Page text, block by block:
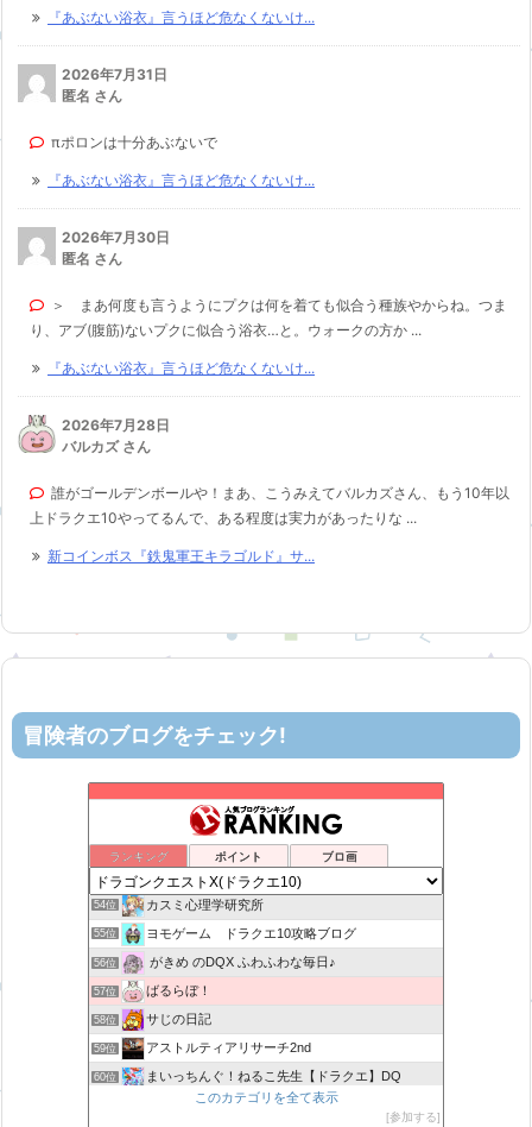
『あぶない浴衣』言うほど危なくないけ...
2026年7月31日
匿名 さん
πポロンは十分あぶないで
『あぶない浴衣』言うほど危なくないけ...
2026年7月30日
匿名 さん
＞ まあ何度も言うようにプクは何を着ても似合う種族やからね。つま
り、アブ(腹筋)ないプクに似合う浴衣…と。ウォークの方か ...
『あぶない浴衣』言うほど危なくないけ...
2026年7月28日
バルカズ さん
誰がゴールデンボールや！まあ、こうみえてバルカズさん、もう10年以
上ドラクエ10やってるんで、ある程度は実力があったりな ...
新コインボス『鉄鬼軍王キラゴルド』サ...
冒険者のブログをチェック!
ランキング ポイント ブロ画
ロビンさんはガチらない。
52位 リホレイショ・ゲームブログ
53位 机上の空論-DQ10エアプ日記
54位 カスミ心理学研究所
55位 ヨモゲーム ドラクエ10攻略ブログ
56位 がきめ のDQX ふわふわな毎日♪
57位 ばるらぼ！
58位 サじの日記
59位 アストルティアリサーチ2nd
60位 まいっちんぐ！ねるこ先生【ドラクエ】DQ
みみっくほしさんいますか！？
このカテゴリを全て表示
参加する